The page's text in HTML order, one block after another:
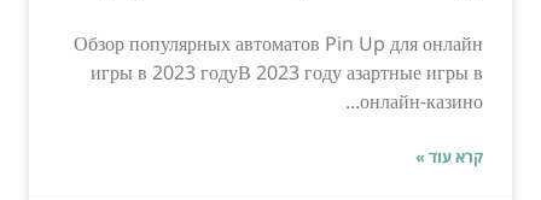
Обзор популярных автоматов Pin Up для онлайн
игры в 2023 годуВ 2023 году азартные игры в
онлайн-казино...
קרא עוד »